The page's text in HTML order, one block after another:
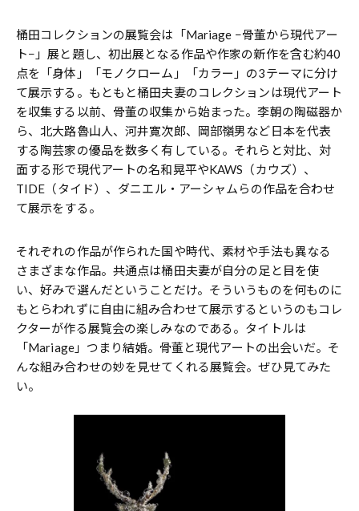
桶田コレクションの展覧会は「Mariage −骨董から現代アー
ト−」展と題し、初出展となる作品や作家の新作を含む約40
点を「身体」「モノクローム」「カラー」の3テーマに分け
て展示する。もともと桶田夫妻のコレクションは現代アート
を収集する以前、骨董の収集から始まった。李朝の陶磁器か
ら、北大路魯山人、河井寛次郎、岡部嶺男など日本を代表
する陶芸家の優品を数多く有している。それらと対比、対
面する形で現代アートの名和晃平やKAWS（カウズ）、
TIDE（タイド）、ダニエル・アーシャムらの作品を合わせ
て展示をする。
それぞれの作品が作られた国や時代、素材や手法も異なる
さまざまな作品。共通点は桶田夫妻が自分の足と目を使
い、好みで選んだということだけ。そういうものを何ものに
もとらわれずに自由に組み合わせて展示するというのもコレ
クターが作る展覧会の楽しみなのである。タイトルは
「Mariage」つまり結婚。骨董と現代アートの出会いだ。そ
んな組み合わせの妙を見せてくれる展覧会。ぜひ見てみた
い。